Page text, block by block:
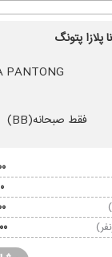
پلازا پتونگ
PANTONG
فقط صبحانه(BB)